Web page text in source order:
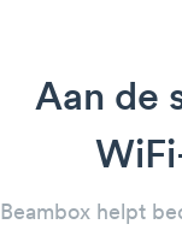
Aan de
Beambox helpt